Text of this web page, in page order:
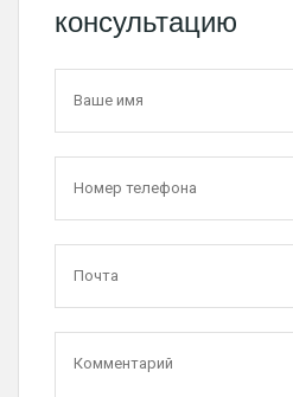
консультацию